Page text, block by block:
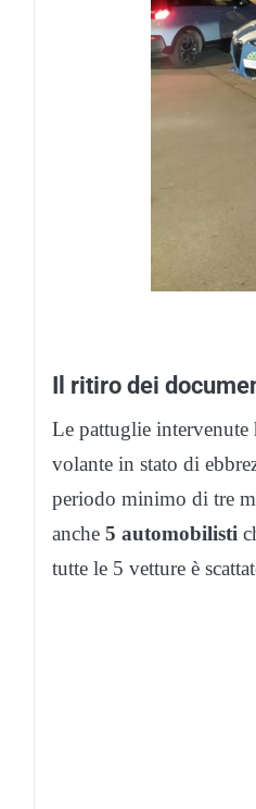
Il ritiro dei
Le pattuglie intervenute
volante in stato di
periodo minimo di tre
anche 5 automobilisti
tutte le 5 vetture è